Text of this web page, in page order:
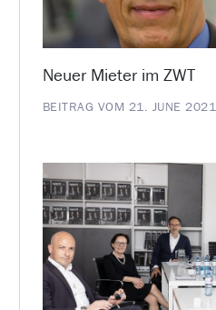
Neuer Mieter im ZWT
BEITRAG VOM 21. JUNE 2021